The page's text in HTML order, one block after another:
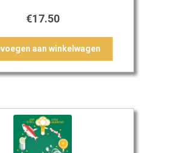
€17.50
aan winkelwagen